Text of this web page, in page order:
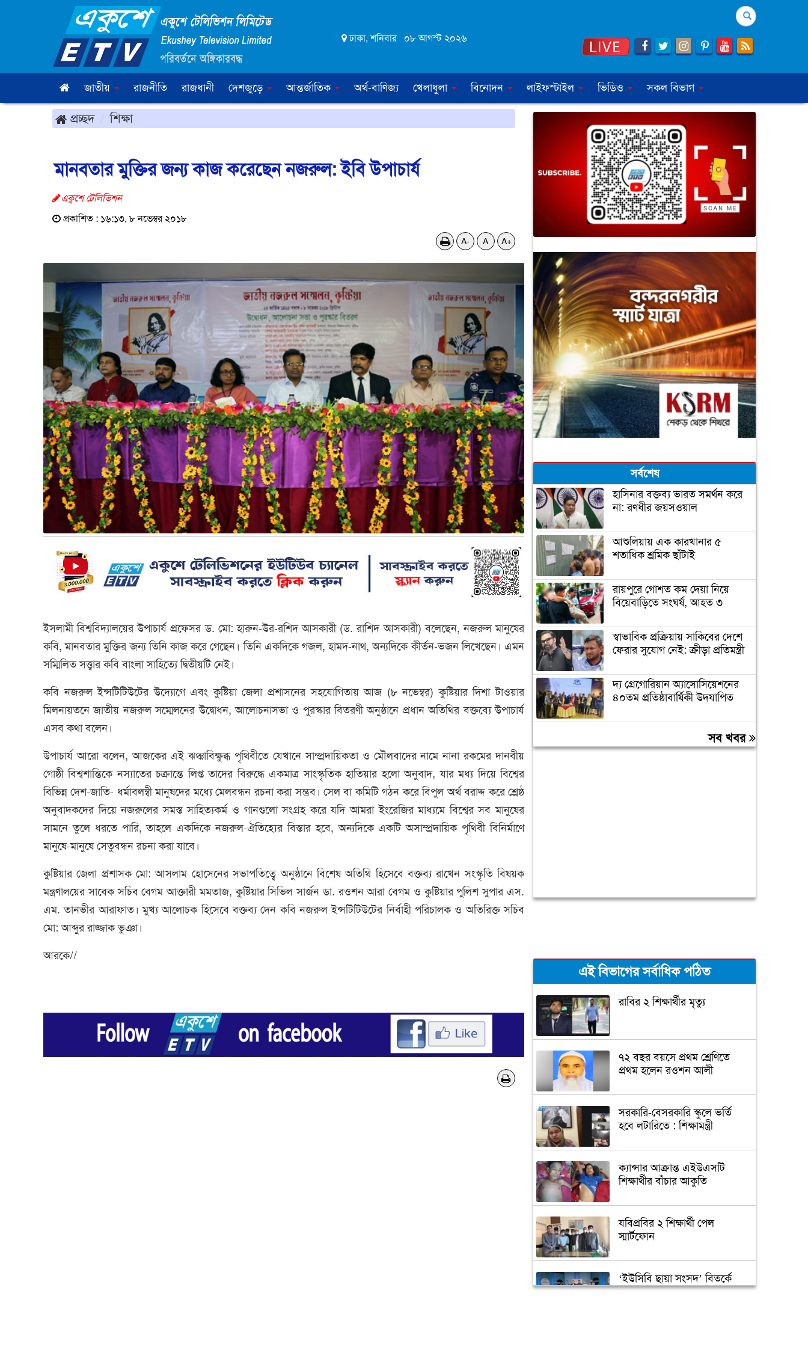
ঢাকা, শনিবার ০৮ আগস্ট ২০২৬
Search
জাতীয় রাজনীতি রাজধানী দেশজুড়ে আন্তর্জাতিক অর্থ-বাণিজ্য খেলাধুলা বিনোদন লাইফস্টাইল ভিডিও সকল বিভাগ
প্রচ্ছদ শিক্ষা
মানবতার মুক্তির জন্য কাজ করেছেন নজরুল: ইবি উপাচার্য
একুশে টেলিভিশন
প্রকাশিত : ১৬:১৩, ৮ নভেম্বর ২০১৮
A- A A+
ইসলামী বিশ্ববিদ্যালয়ের উপাচার্য প্রফেসর ড. মো: হারুন-উর-রশিদ আসকারী (ড. রাশিদ আসকারী) বলেছেন, নজরুল মানুষের
কবি, মানবতার মুক্তির জন্য তিনি কাজ করে গেছেন। তিনি একদিকে গজল, হামদ-নাথ, অন্যদিকে কীর্তন-ভজন লিখেছেন। এমন
সম্মিলিত সত্ত্বার কবি বাংলা সাহিত্যে দ্বিতীয়টি নেই।
কবি নজরুল ইন্সটিটিউটের উদ্যোগে এবং কুষ্টিয়া জেলা প্রশাসনের সহযোগিতায় আজ (৮ নভেম্বর) কুষ্টিয়ার দিশা টাওয়ার
মিলনায়তনে জাতীয় নজরুল সম্মেলনের উদ্বোধন, আলোচনাসভা ও পুরস্কার বিতরণী অনুষ্ঠানে প্রধান অতিথির বক্তব্যে উপাচার্য
এসব কথা বলেন।
উপাচার্য আরো বলেন, আজকের এই ঝঞ্ঝাবিক্ষুব্ধ পৃথিবীতে যেখানে সাম্প্রদায়িকতা ও মৌলবাদের নামে নানা রকমের দানবীয়
গোষ্ঠী বিশ্বশান্তিকে নস্যাতের চক্রান্তে লিপ্ত তাদের বিরুদ্ধে একমাত্র সাংস্কৃতিক হাতিয়ার হলো অনুবাদ, যার মধ্য দিয়ে বিশ্বের
বিভিন্ন দেশ-জাতি- ধর্মাবলম্বী মানুষদের মধ্যে মেলবন্ধন রচনা করা সম্ভব। সেল বা কমিটি গঠন করে বিপুল অর্থ বরাদ্দ করে শ্রেষ্ঠ
অনুবাদকদের দিয়ে নজরুলের সমস্ত সাহিত্যকর্ম ও গানগুলো সংগ্রহ করে যদি আমরা ইংরেজির মাধ্যমে বিশ্বের সব মানুষের
সামনে তুলে ধরতে পারি, তাহলে একদিকে নজরুল-ঐতিহ্যের বিস্তার হবে, অন্যদিকে একটি অসাম্প্রদায়িক পৃথিবী বিনির্মাণে
মানুষে-মানুষে সেতুবন্ধন রচনা করা যাবে।
কুষ্টিয়ার জেলা প্রশাসক মো: আসলাম হোসেনের সভাপতিত্বে অনুষ্ঠানে বিশেষ অতিথি হিসেবে বক্তব্য রাখেন সংস্কৃতি বিষয়ক
মন্ত্রণালয়ের সাবেক সচিব বেগম আক্তারী মমতাজ, কুষ্টিয়ার সিভিল সার্জন ডা. রওশন আরা বেগম ও কুষ্টিয়ার পুলিশ সুপার এস.
এম. তানভীর আরাফাত। মুখ্য আলোচক হিসেবে বক্তব্য দেন কবি নজরুল ইন্সটিটিউটের নির্বাহী পরিচালক ও অতিরিক্ত সচিব
মো: আব্দুর রাজ্জাক ভুঞা।
আরকে//
সর্বশেষ
হাসিনার বক্তব্য ভারত সমর্থন করে
না: রণধীর জয়সওয়াল
আশুলিয়ায় এক কারখানার ৫
শতাধিক শ্রমিক ছাঁটাই
রায়পুরে গোশত কম দেয়া নিয়ে
বিয়েবাড়িতে সংঘর্ষ, আহত ৩
স্বাভাবিক প্রক্রিয়ায় সাকিবের দেশে
ফেরার সুযোগ নেই: ক্রীড়া প্রতিমন্ত্রী
দ্য গ্রেগোরিয়ান অ্যাসোসিয়েশনের
৪০তম প্রতিষ্ঠাবার্ষিকী উদযাপিত
প্রধানমন্ত্রীকে বরণে প্রস্তুত চট্টগ্রাম,
নেতাকর্মীরা উজ্জীবিত
সব খবর
এই বিভাগের সর্বাধিক পঠিত
রাবির ২ শিক্ষার্থীর মৃত্যু
৭২ বছর বয়সে প্রথম শ্রেণিতে
প্রথম হলেন রওশন আলী
সরকারি-বেসরকারি স্কুলে ভর্তি
হবে লটারিতে : শিক্ষামন্ত্রী
ক্যান্সার আক্রান্ত এইউএসটি
শিক্ষার্থীর বাঁচার আকুতি
যবিপ্রবির ২ শিক্ষার্থী পেল
স্মার্টফোন
‘ইউসিবি ছায়া সংসদ’ বিতর্কে
চ্যাম্পিয়ন ডিআইইউ